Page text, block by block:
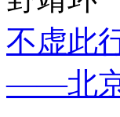
不虚此
——北京